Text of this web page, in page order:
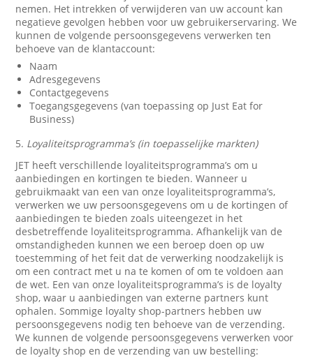
nemen. Het intrekken of verwijderen van uw account kan
negatieve gevolgen hebben voor uw gebruikerservaring. We
kunnen de volgende persoonsgegevens verwerken ten
behoeve van de klantaccount:
Naam
Adresgegevens
Contactgegevens
Toegangsgegevens (van toepassing op Just Eat for
Business)
5. Loyaliteitsprogramma’s (in toepasselijke markten)
JET heeft verschillende loyaliteitsprogramma’s om u
aanbiedingen en kortingen te bieden. Wanneer u
gebruikmaakt van een van onze loyaliteitsprogramma’s,
verwerken we uw persoonsgegevens om u de kortingen of
aanbiedingen te bieden zoals uiteengezet in het
desbetreffende loyaliteitsprogramma. Afhankelijk van de
omstandigheden kunnen we een beroep doen op uw
toestemming of het feit dat de verwerking noodzakelijk is
om een contract met u na te komen of om te voldoen aan
de wet. Een van onze loyaliteitsprogramma’s is de loyalty
shop, waar u aanbiedingen van externe partners kunt
ophalen. Sommige loyalty shop-partners hebben uw
persoonsgegevens nodig ten behoeve van de verzending.
We kunnen de volgende persoonsgegevens verwerken voor
de loyalty shop en de verzending van uw bestelling: